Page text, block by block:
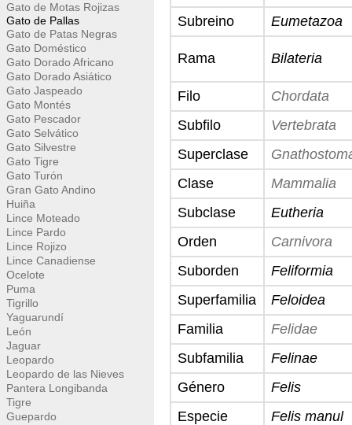
Gato de Motas Rojizas
Gato de Pallas
Gato de Patas Negras
Gato Doméstico
Gato Dorado Africano
Gato Dorado Asiático
Gato Jaspeado
Gato Montés
Gato Pescador
Gato Selvático
Gato Silvestre
Gato Tigre
Gato Turón
Gran Gato Andino
Huiña
Lince Moteado
Lince Pardo
Lince Rojizo
Lince Canadiense
Ocelote
Puma
Tigrillo
Yaguarundí
León
Jaguar
Leopardo
Leopardo de las Nieves
Pantera Longibanda
Tigre
Guepardo
Subreino Eumetazoa
Rama Bilateria
Filo
Chordata
Subfilo
Vertebrata
Superclase
Clase
Mammalia
Subclase
Eutheria
Orden
Carnivora
Suborden
Feliformia
Superfamilia
Feloidea
Familia
Felidae
Subfamilia
Felinae
Género
Felis
Especie
Felis manul